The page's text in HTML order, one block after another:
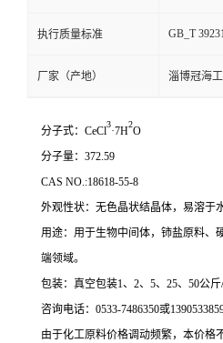
执行质量标准 GB_T
厂家（产地） 淄博冠海
分子式：CeCl
3
·7H
2
O
分子量：372.59
CAS NO.:18618-55-8
外观性状：无色晶状结晶体，易溶于
用途：用于生物中间体，铈盐原料、
端领域。
包装：真空包装1、2、5、25、50公
咨询电话：0533-7486350或
由于化工原料价格调动频繁，本价格